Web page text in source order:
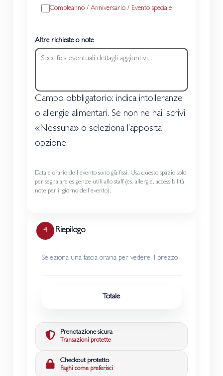
Compleanno / Anniversario / Evento speciale
Altre richieste o note
Campo obbligatorio: indica intolleranze
o allergie alimentari. Se non ne hai, scrivi
«Nessuna» o seleziona l’apposita
opzione.
Data e orario dell’evento sono già fissi. Usa questo spazio solo
per segnalare esigenze utili allo staff (es. allergie, accessibilità,
note per il giorno dell’evento).
4 Riepilogo
Seleziona una fascia oraria per vedere il prezzo
Totale
Prenotazione sicura
Transazioni protette
Checkout protetto
Paghi come preferisci